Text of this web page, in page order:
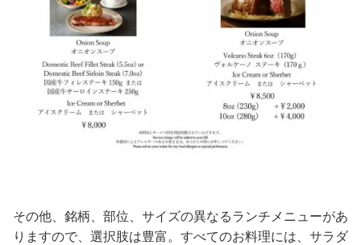
その他、銘柄、部位、サイズの異なるランチメニューがあ
りますので、選択肢は豊富。すべてのお料理には、サラダ